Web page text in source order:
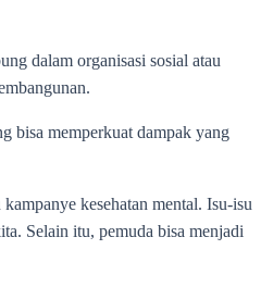
dalam organisasi sosial atau
bisa memperkuat dampak yang
kesehatan mental. Isu-isu
Selain itu, pemuda bisa menjadi